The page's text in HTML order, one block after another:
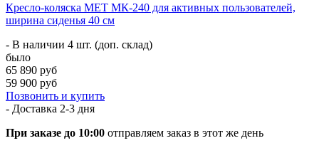
Кресло-коляска МЕТ МК-240 для активных пользователей,
ширина сиденья 40 см
- В наличии 4 шт. (доп. склад)
было
65 890 руб
59 900 руб
Позвонить и купить
- Доставка 2-3 дня
При заказе до 10:00 отправляем заказ в этот же день